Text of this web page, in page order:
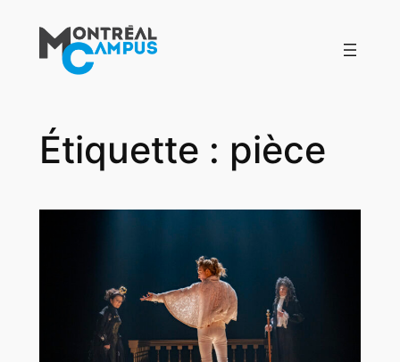
contenu
Étiquette : pièce